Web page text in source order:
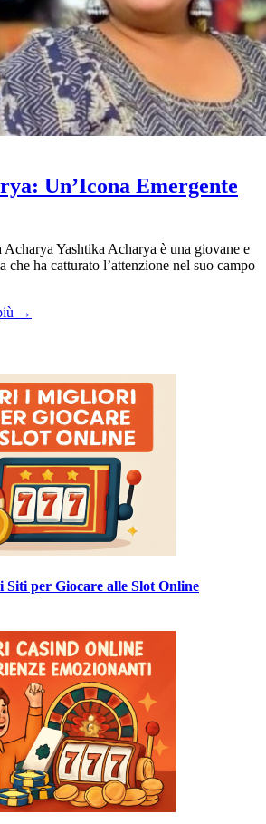
Un’Icona Emergente
Yashtika Acharya è una giovane e
che ha catturato l’attenzione nel suo campo
→
per Giocare alle Slot Online